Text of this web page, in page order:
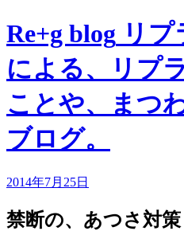
Re+g blog リ
による、リプ
ことや、まつ
ブログ。
2014年7月25日
禁断の、あつさ対策